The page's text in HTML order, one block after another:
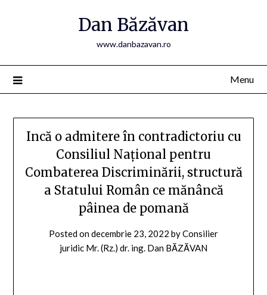
Dan Băzăvan
www.danbazavan.ro
Menu
Incă o admitere în contradictoriu cu
Consiliul Național pentru
Combaterea Discriminării, structură
a Statului Român ce mănâncă
pâinea de pomană
Posted ondecembrie 23, 2022 byConsilier
juridic Mr. (Rz.) dr. ing. Dan BĂZĂVAN